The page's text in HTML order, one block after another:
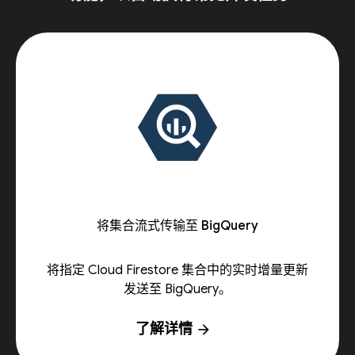
将集合流式传输至 BigQuery
将指定 Cloud Firestore 集合中的实时增量更新
发送至 BigQuery。
了解详情 arrow_forward